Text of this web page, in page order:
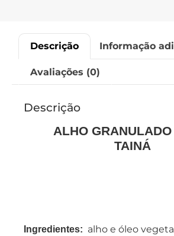
Descrição Informação
Avaliações (0)
Descrição
ALHO
TAINÁ
Ingredientes: alho e óleo